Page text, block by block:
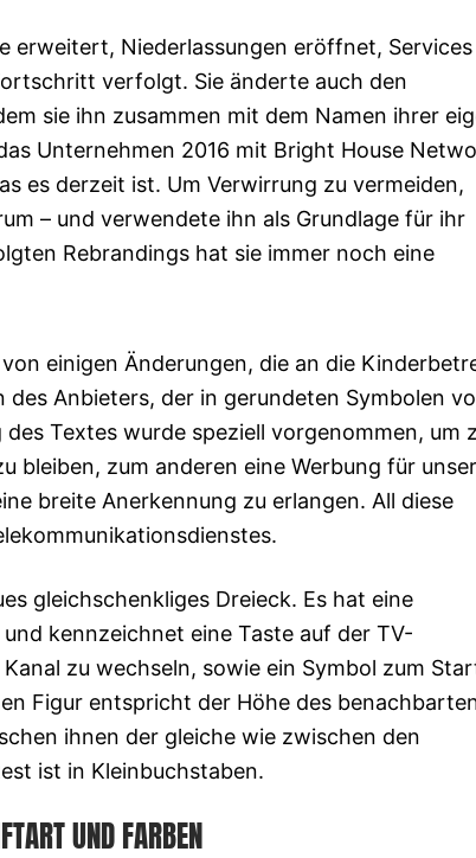
erweitert, Niederlassungen eröffnet, Services
verfolgt. Sie änderte auch den
sie ihn zusammen mit dem Namen ihrer
Unternehmen 2016 mit Bright House
es derzeit ist. Um Verwirrung zu vermeiden,
– und verwendete ihn als Grundlage für ihr
Rebrandings hat sie immer noch eine
einigen Änderungen, die an die
Anbieters, der in gerundeten Symbolen
Textes wurde speziell vorgenommen, um
bleiben, zum anderen eine Werbung für
breite Anerkennung zu erlangen. All diese
gleichschenkliges Dreieck. Es hat eine
kennzeichnet eine Taste auf der TV-
zu wechseln, sowie ein Symbol zum
Figur entspricht der Höhe des
ihnen der gleiche wie zwischen den
ist in Kleinbuchstaben.
UND FARBEN